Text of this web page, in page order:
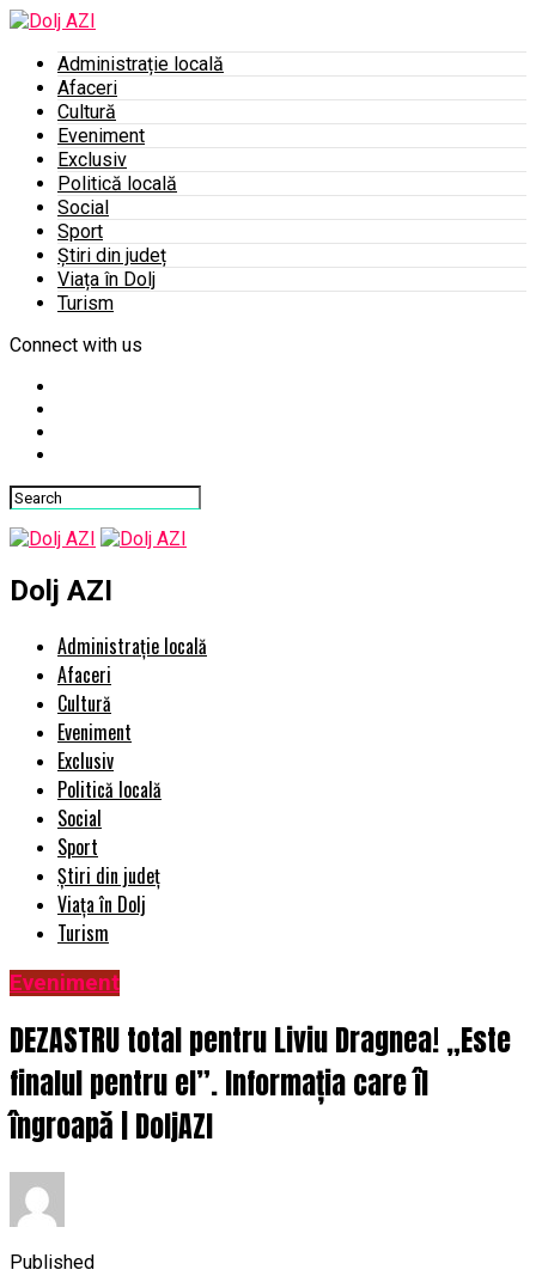
Administrație locală
Afaceri
Cultură
Eveniment
Exclusiv
Politică locală
Social
Sport
Știri din județ
Viața în Dolj
Turism
Connect with us
Dolj AZI
Administrație locală
Afaceri
Cultură
Eveniment
Exclusiv
Politică locală
Social
Sport
Știri din județ
Viața în Dolj
Turism
Eveniment
DEZASTRU total pentru Liviu Dragnea! „Este
finalul pentru el”. Informația care îl
îngroapă | DoljAZI
Published